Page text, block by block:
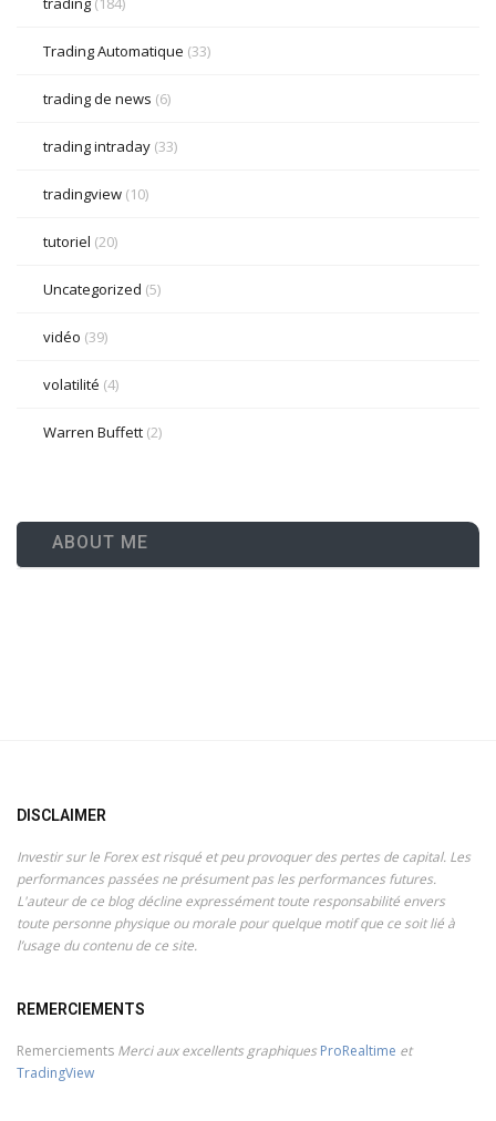
Trading Automatique (33)
trading de news (6)
trading intraday (33)
tradingview (10)
tutoriel (20)
Uncategorized (5)
vidéo (39)
volatilité (4)
Warren Buffett (2)
ABOUT ME
DISCLAIMER
Investir sur le Forex est risqué et peu provoquer des pertes de capital. Les
performances passées ne présument pas les performances futures.
L'auteur de ce blog décline expressément toute responsabilité envers
toute personne physique ou morale pour quelque motif que ce soit lié à
l’usage du contenu de ce site.
REMERCIEMENTS
Remerciements Merci aux excellents graphiques ProRealtime et
TradingView